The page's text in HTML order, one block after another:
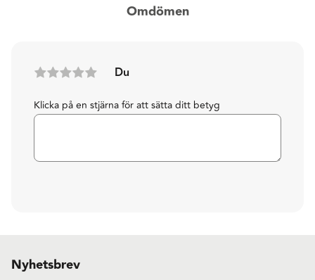
Omdömen
Du
Klicka på en stjärna för att sätta ditt betyg
Nyhetsbrev